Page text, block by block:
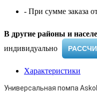
- При сумме заказа
В другие районы и
индивидуально ​
Характеристики
Универсальная помпа